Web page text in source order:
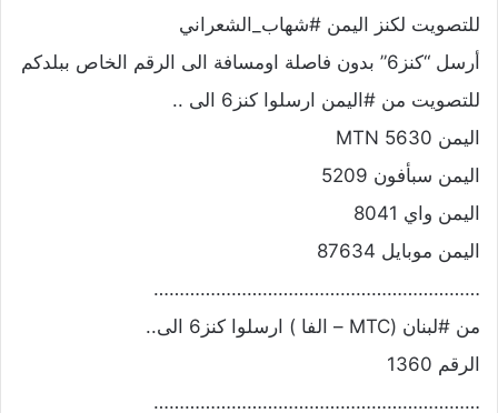
للتصويت لكنز اليمن #شهاب_الشعراني
أرسل “كنز6” بدون فاصلة اومسافة الى الرقم الخاص ببلدكم
للتصويت من #اليمن ارسلوا كنز6 الى ..
اليمن MTN 5630
اليمن سبأفون 5209
اليمن واي 8041
اليمن موبايل 87634
………………………………………………………
من #لبنان (MTC – الفا ) ارسلوا كنز6 الى..
الرقم 1360
………………………………………………………